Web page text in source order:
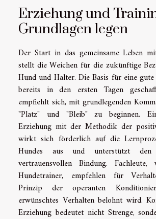
Erziehung und
Grundlagen legen
Der Start in das gemeinsame Leben
stellt die Weichen für die zukünftige
Hund und Halter. Die Basis für eine
bereits in den ersten Tagen
empfiehlt sich, mit grundlegenden
"Platz" und "Bleib" zu beginnen.
Erziehung mit der Methodik der
wirkt sich förderlich auf die
Hundes aus und unterstützt
vertrauensvollen Bindung.
Hundetrainer, empfehlen für
Prinzip der operanten
erwünschtes Verhalten belohnt wird.
Erziehung bedeutet nicht Strenge,